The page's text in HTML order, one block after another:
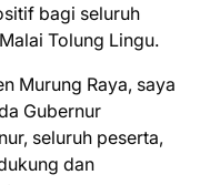
bagi seluruh
Tolung Lingu.
Murung Raya, saya
Gubernur
seluruh peserta,
dan